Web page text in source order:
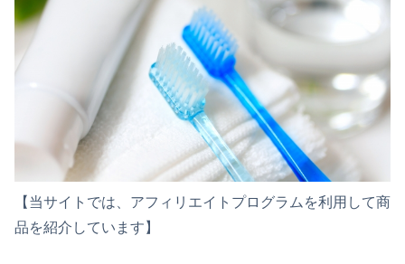
【当サイトでは、アフィリエイトプログラムを利用して商
品を紹介しています】